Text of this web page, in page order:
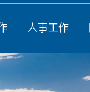
人事工作